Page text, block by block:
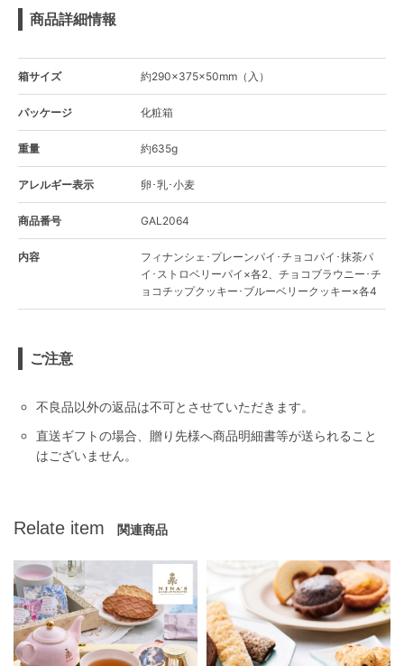
商品詳細情報
箱サイズ 約290×375×50mm（入）
パッケージ 化粧箱
重量 約635g
アレルギー表示 卵･乳･小麦
商品番号 GAL2064
内容
フィナンシェ･プレーンパイ･チョコパイ･抹茶パ
イ･ストロベリーパイ×各2、チョコブラウニー･チ
ョコチップクッキー･ブルーベリークッキー×各4
ご注意
不良品以外の返品は不可とさせていただきます。
直送ギフトの場合、贈り先様へ商品明細書等が送られること
はございません。
Relate item 関連商品